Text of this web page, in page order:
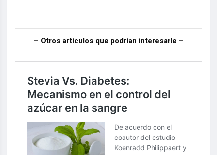
– Otros artículos que podrían interesarle –